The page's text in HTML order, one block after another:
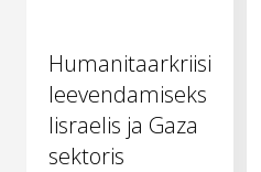
Humanitaarkriisi
leevendamiseks
Iisraelis ja Gaza
sektoris